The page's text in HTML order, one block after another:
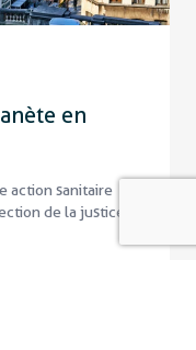
en
action sanitaire
de la justice